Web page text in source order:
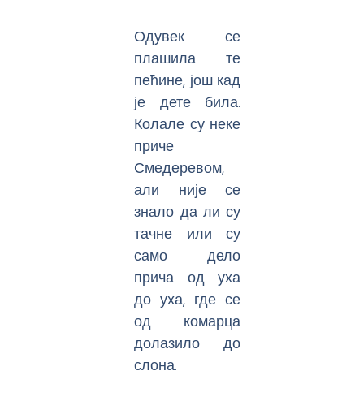
Одувек се
плашила те
пећине, још кад
је дете била.
Колале су неке
приче
Смедеревом,
али није се
знало да ли су
тачне или су
само дело
прича од уха
до уха, где се
од комарца
долазило до
слона.